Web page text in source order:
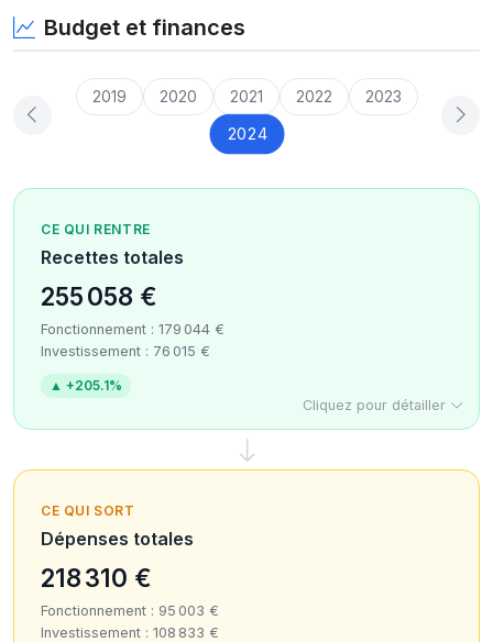
Budget et finances
2019 2020 2021 2022 2023
2024
CE QUI RENTRE
Recettes totales
255 058 €
Fonctionnement : 179 044 €
Investissement : 76 015 €
▲ +205.1%
Cliquez pour détailler
CE QUI SORT
Dépenses totales
218 310 €
Fonctionnement : 95 003 €
Investissement : 108 833 €